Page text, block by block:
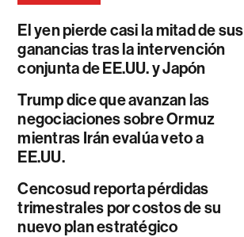
El yen pierde casi la mitad de sus
ganancias tras la intervención
conjunta de EE.UU. y Japón
Trump dice que avanzan las
negociaciones sobre Ormuz
mientras Irán evalúa veto a
EE.UU.
Cencosud reporta pérdidas
trimestrales por costos de su
nuevo plan estratégico